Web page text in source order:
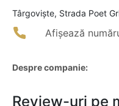
Târgovişte, Strada Poet
Afișează
Despre companie:
Review-uri pe